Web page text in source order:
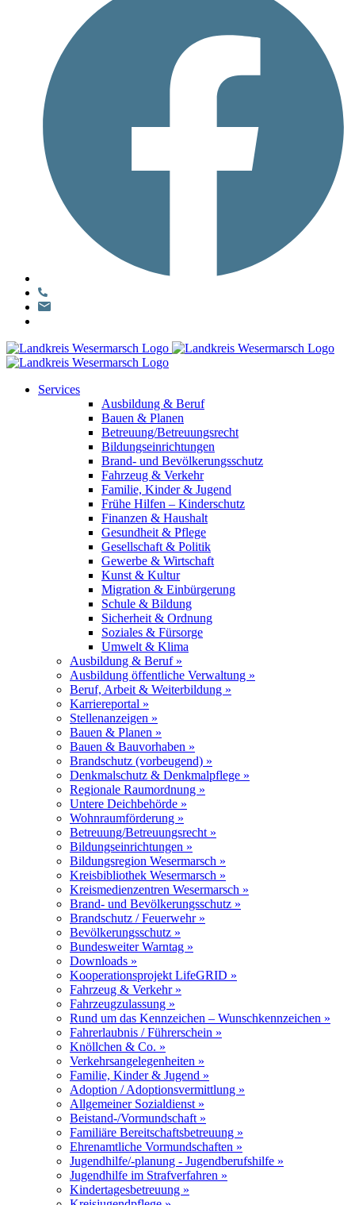
Services
Ausbildung & Beruf
Bauen & Planen
Betreuung/Betreuungsrecht
Bildungseinrichtungen
Brand- und Bevölkerungsschutz
Fahrzeug & Verkehr
Familie, Kinder & Jugend
Frühe Hilfen – Kinderschutz
Finanzen & Haushalt
Gesundheit & Pflege
Gesellschaft & Politik
Gewerbe & Wirtschaft
Kunst & Kultur
Migration & Einbürgerung
Schule & Bildung
Sicherheit & Ordnung
Soziales & Fürsorge
Umwelt & Klima
Ausbildung & Beruf »
Ausbildung öffentliche Verwaltung »
Beruf, Arbeit & Weiterbildung »
Karriereportal »
Stellenanzeigen »
Bauen & Planen »
Bauen & Bauvorhaben »
Brandschutz (vorbeugend) »
Denkmalschutz & Denkmalpflege »
Regionale Raumordnung »
Untere Deichbehörde »
Wohnraumförderung »
Betreuung/Betreuungsrecht »
Bildungseinrichtungen »
Bildungsregion Wesermarsch »
Kreisbibliothek Wesermarsch »
Kreismedienzentren Wesermarsch »
Brand- und Bevölkerungsschutz »
Brandschutz / Feuerwehr »
Bevölkerungsschutz »
Bundesweiter Warntag »
Downloads »
Kooperationsprojekt LifeGRID »
Fahrzeug & Verkehr »
Fahrzeugzulassung »
Rund um das Kennzeichen – Wunschkennzeichen »
Fahrerlaubnis / Führerschein »
Knöllchen & Co. »
Verkehrsangelegenheiten »
Familie, Kinder & Jugend »
Adoption / Adoptionsvermittlung »
Allgemeiner Sozialdienst »
Beistand-/Vormundschaft »
Familiäre Bereitschaftsbetreuung »
Ehrenamtliche Vormundschaften »
Jugendhilfe/-planung - Jugendberufshilfe »
Jugendhilfe im Strafverfahren »
Kindertagesbetreuung »